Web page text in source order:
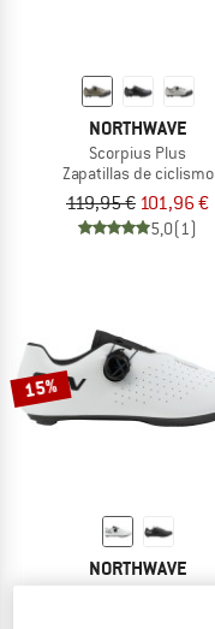
NORTHWAVE
Scorpius Plus
Zapatillas de ciclismo
119,95 € 101,96 €
5,0(1)
15%
NORTHWAVE